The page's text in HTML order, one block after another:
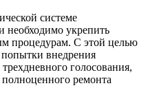
системе
необходимо укрепить
процедурам. С этой целью
попытки внедрения
голосования,
ремонта